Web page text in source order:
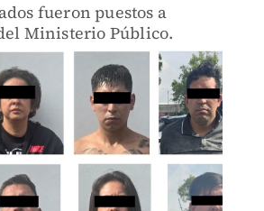
fueron puestos a
Ministerio Público.